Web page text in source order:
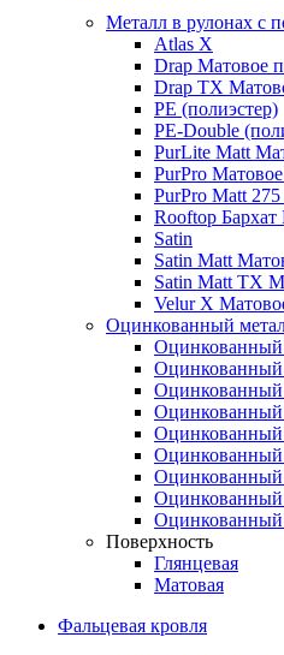
Металл в рулонах с
Atlas X
Drap Матовое
Drap TX
PE (полиэстер)
PE-Double
PurLite Мatt
PurPro
PurPro Matt 275
Rooftop Бархат
Satin
Satin Мatt
Satin Matt TX
Velur X
Оцинкованный
Оцинкованный
Оцинкованный
Оцинкованный
Оцинкованный
Оцинкованный
Оцинкованный
Оцинкованный
Оцинкованный
Оцинкованный
Поверхность
Глянцевая
Матовая
Фальцевая кровля